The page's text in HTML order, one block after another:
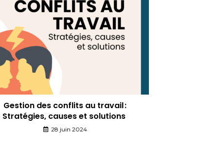
Gestion des conflits au travail :
Stratégies, causes et solutions
28 juin 2024